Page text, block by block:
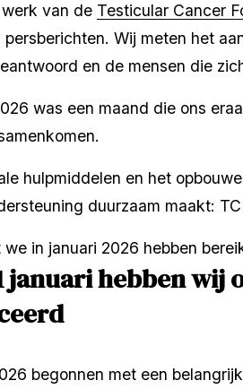
van de Testicular Cancer
persberichten. Wij meten het
en de mensen die
was een maand die ons
hulpmiddelen en het
duurzaam maakt:
we in januari 2026 hebben
januari hebben wij
begonnen met een